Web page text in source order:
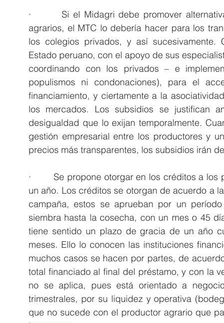
·        Si el Midagri debe promover
agrarios, el MTC lo debería hacer para los
los colegios privados, y así
Estado peruano, con el apoyo de sus
coordinando con los privados – e
populismos ni condonaciones), para el
financiamiento, y ciertamente a la
los mercados. Los subsidios se justifican
desigualdad que lo exijan temporalmente.
gestión empresarial entre los productores y
precios más transparentes, los subsidios irán
·        Se propone otorgar en los créditos a
un año. Los créditos se otorgan de acuerdo a
campaña, estos se aprueban por un
siembra hasta la cosecha, con un mes o 45
tiene sentido un plazo de gracia de un año
meses. Ello lo conocen las instituciones
muchos casos se hacen por partes, de
total financiado al final del préstamo, y con la
no se aplica, pues está orientado a
trimestrales, por su liquidez y operativa
que no sucede con el productor agrario que